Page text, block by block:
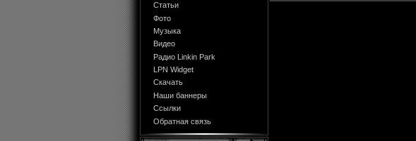
Статьи
Фото
Музыка
Видео
Радио Linkin Park
LPN Widget
Скачать
Наши баннеры
Ссылки
Обратная связь